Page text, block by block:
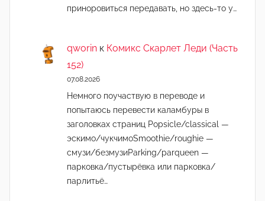
приноровиться передавать, но здесь-то у…
qworin к Комикс Скарлет Леди (Часть
152)
07.08.2026
Немного поучаствую в переводе и
попытаюсь перевести каламбуры в
заголовках страниц Popsicle/classical —
эскимо/чукчимоSmoothie/roughie —
смузи/безмузиParking/parqueen —
парковка/пустырёвка или парковка/
парлитьё…